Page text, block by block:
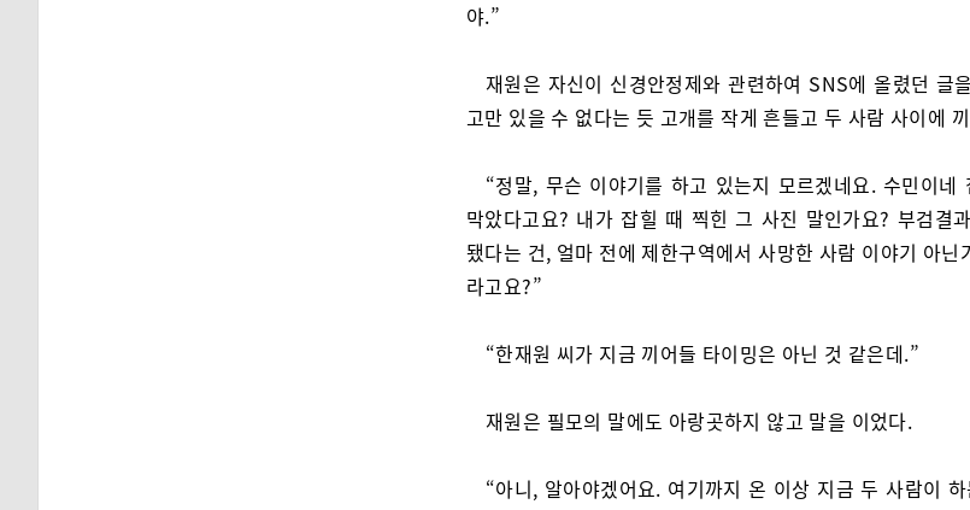
야.”
재원은 자신이 신경안정제와 관련하여 SNS에 올렸던 글
고만 있을 수 없다는 듯 고개를 작게 흔들고 두 사람 사이에
“정말, 무슨 이야기를 하고 있는지 모르겠네요. 수민이네
막았다고요? 내가 잡힐 때 찍힌 그 사진 말인가요? 부검결
됐다는 건, 얼마 전에 제한구역에서 사망한 사람 이야기 아닌
라고요?”
“한재원 씨가 지금 끼어들 타이밍은 아닌 것 같은데.”
재원은 필모의 말에도 아랑곳하지 않고 말을 이었다.
“아니, 알아야겠어요. 여기까지 온 이상 지금 두 사람이